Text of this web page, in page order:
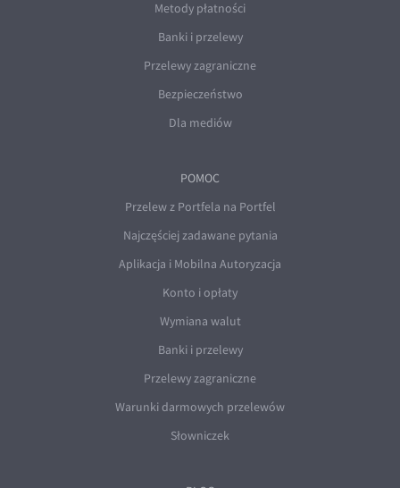
Metody płatności
Banki i przelewy
Przelewy zagraniczne
Bezpieczeństwo
Dla mediów
POMOC
Przelew z Portfela na Portfel
Najczęściej zadawane pytania
Aplikacja i Mobilna Autoryzacja
Konto i opłaty
Wymiana walut
Banki i przelewy
Przelewy zagraniczne
Warunki darmowych przelewów
Słowniczek